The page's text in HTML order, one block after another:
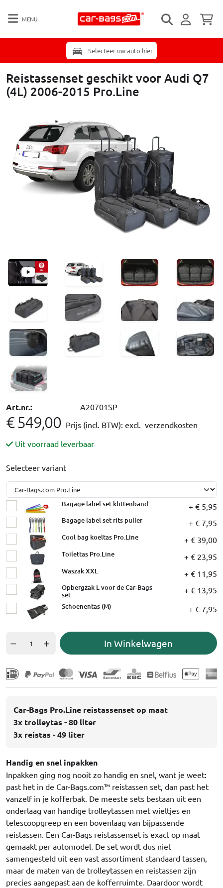
MENU
Selecteer uw auto hier
Reistassenset geschikt voor Audi Q7
(4L) 2006-2015 Pro.Line
Art.nr.: A20701SP
€ 549,00 Prijs (incl. BTW): excl. verzendkosten
Uit voorraad leverbaar
Selecteer variant
Bagage label set klittenband + € 5,95
Bagage label set rits puller + € 7,95
Cool bag koeltas Pro.Line + € 39,00
Toilettas Pro.Line + € 23,95
Waszak XXL + € 11,95
Opbergzak L voor de Car-Bags
set
+ € 13,95
Schoenentas (M) + € 7,95
In Winkelwagen
Car-Bags Pro.Line reistassenset op maat
3x trolleytas - 80 liter
3x reistas - 49 liter
Handig en snel inpakken
Inpakken ging nog nooit zo handig en snel, want je weet:
past het in de Car-Bags.com™ reistassen set, dan past het
vanzelf in je kofferbak. De meeste sets bestaan uit een
onderlaag van handige trolleytassen met wieltjes en
telescoopgreep en een bovenlaag van bijpassende
reistassen. Een Car-Bags reistassenset is exact op maat
gemaakt per automodel. De set wordt dus niet
samengesteld uit een vast assortiment standaard tassen,
maar de maten van de trolleytassen en reistassen zijn
precies aangepast aan de kofferruimte. Daardoor wordt